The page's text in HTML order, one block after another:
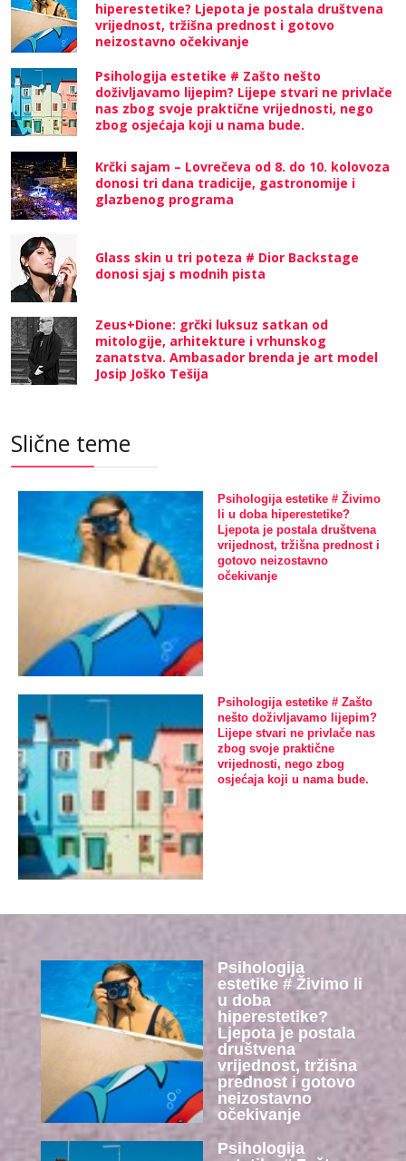
hiperestetike? Ljepota je postala društvena
vrijednost, tržišna prednost i gotovo
neizostavno očekivanje
Psihologija estetike # Zašto nešto
doživljavamo lijepim? Lijepe stvari ne privlače
nas zbog svoje praktične vrijednosti, nego
zbog osjećaja koji u nama bude.
Krčki sajam – Lovrečeva od 8. do 10. kolovoza
donosi tri dana tradicije, gastronomije i
glazbenog programa
Glass skin u tri poteza # Dior Backstage
donosi sjaj s modnih pista
Zeus+Dione: grčki luksuz satkan od
mitologije, arhitekture i vrhunskog
zanatstva. Ambasador brenda je art model
Josip Joško Tešija
Slične teme
Psihologija estetike # Živimo
li u doba hiperestetike?
Ljepota je postala društvena
vrijednost, tržišna prednost i
gotovo neizostavno
očekivanje
Psihologija estetike # Zašto
nešto doživljavamo lijepim?
Lijepe stvari ne privlače nas
zbog svoje praktične
vrijednosti, nego zbog
osjećaja koji u nama bude.
Psihologija
estetike # Živimo li
u doba
hiperestetike?
Ljepota je postala
društvena
vrijednost, tržišna
prednost i gotovo
neizostavno
očekivanje
Psihologija